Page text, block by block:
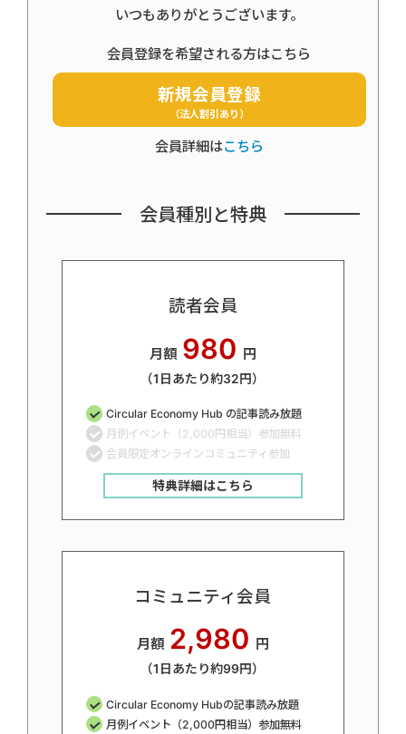
いつもありがとうございます。
会員登録を希望される方はこちら
新規会員登録
（法人割引あり）
会員詳細はこちら
会員種別と特典
読者会員
月額 980 円
（1日あたり約32円）
Circular Economy Hub の記事読み放題
月例イベント（2,000円相当）参加無料
会員限定オンラインコミュニティ参加
特典詳細はこちら
コミュニティ会員
月額 2,980 円
（1日あたり約99円）
Circular Economy Hubの記事読み放題
月例イベント（2,000円相当）参加無料